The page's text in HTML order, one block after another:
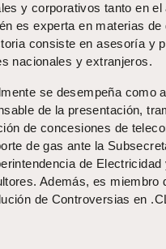
y corporativos tanto en
es experta en materias
consiste en asesoría y
nacionales y extranjeros.
se desempeña como
de la presentación,
de concesiones de
de gas ante la
de
Además, es miembro
de Controversias en